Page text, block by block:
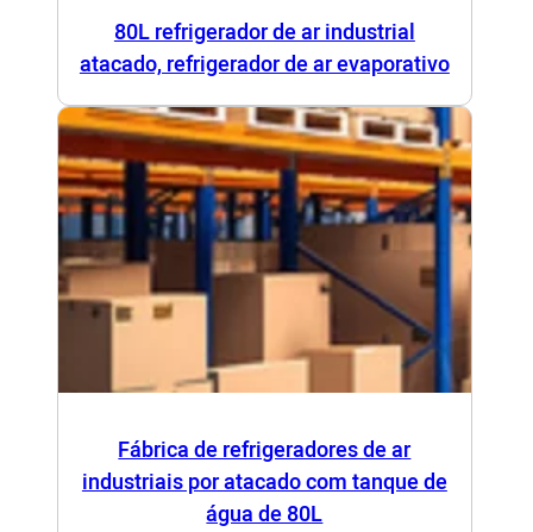
80L refrigerador de ar industrial
atacado, refrigerador de ar evaporativo
Fábrica de refrigeradores de ar
industriais por atacado com tanque de
água de 80L